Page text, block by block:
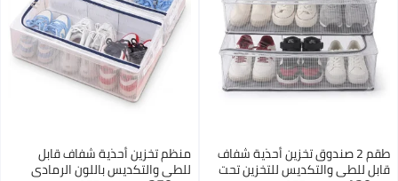
طقم 2 صندوق تخزين أحذية شفاف
للطي والتكديس للتخزين تحت
منظم تخزين أحذية شفاف قابل
للطي والتكديس باللون الرمادي